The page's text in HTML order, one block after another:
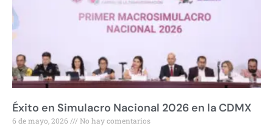
Éxito en Simulacro Nacional 2026 en la CDMX
6 de mayo, 2026 No hay comentarios